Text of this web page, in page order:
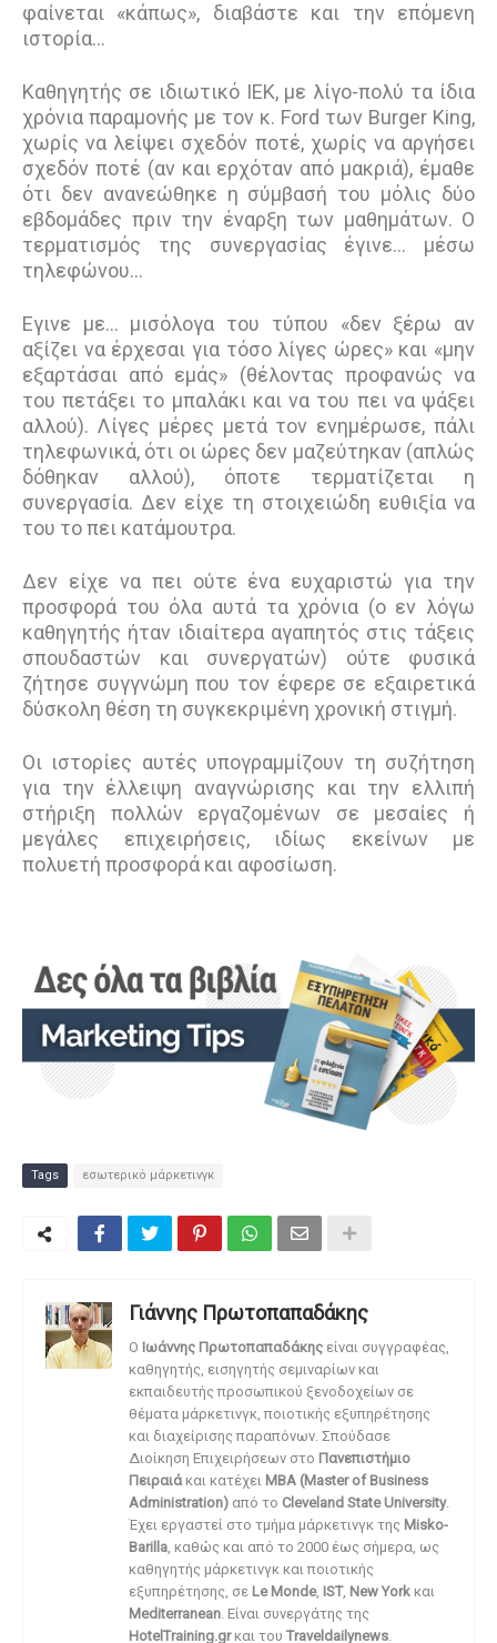
φαίνεται «κάπως», διαβάστε και την επόμενη
ιστορία…
Καθηγητής σε ιδιωτικό ΙΕΚ, με λίγο-πολύ τα ίδια
χρόνια παραμονής με τον κ. Ford των Burger King,
χωρίς να λείψει σχεδόν ποτέ, χωρίς να αργήσει
σχεδόν ποτέ (αν και ερχόταν από μακριά), έμαθε
ότι δεν ανανεώθηκε η σύμβασή του μόλις δύο
εβδομάδες πριν την έναρξη των μαθημάτων. Ο
τερματισμός της συνεργασίας έγινε… μέσω
τηλεφώνου…
Εγινε με… μισόλογα του τύπου «δεν ξέρω αν
αξίζει να έρχεσαι για τόσο λίγες ώρες» και «μην
εξαρτάσαι από εμάς» (θέλοντας προφανώς να
του πετάξει το μπαλάκι και να του πει να ψάξει
αλλού). Λίγες μέρες μετά τον ενημέρωσε, πάλι
τηλεφωνικά, ότι οι ώρες δεν μαζεύτηκαν (απλώς
δόθηκαν αλλού), όποτε τερματίζεται η
συνεργασία. Δεν είχε τη στοιχειώδη ευθιξία να
του το πει κατάμουτρα.
Δεν είχε να πει ούτε ένα ευχαριστώ για την
προσφορά του όλα αυτά τα χρόνια (o εν λόγω
καθηγητής ήταν ιδιαίτερα αγαπητός στις τάξεις
σπουδαστών και συνεργατών) ούτε φυσικά
ζήτησε συγγνώμη που τον έφερε σε εξαιρετικά
δύσκολη θέση τη συγκεκριμένη χρονική στιγμή.
Οι ιστορίες αυτές υπογραμμίζουν τη συζήτηση
για την έλλειψη αναγνώρισης και την ελλιπή
στήριξη πολλών εργαζομένων σε μεσαίες ή
μεγάλες επιχειρήσεις, ιδίως εκείνων με
πολυετή προσφορά και αφοσίωση.
Tags εσωτερικό μάρκετινγκ
Γιάννης Πρωτοπαπαδάκης
O Ιωάννης Πρωτοπαπαδάκης είναι συγγραφέας,
καθηγητής, εισηγητής σεμιναρίων και
εκπαιδευτής προσωπικού ξενοδοχείων σε
θέματα μάρκετινγκ, ποιοτικής εξυπηρέτησης
και διαχείρισης παραπόνων. Σπούδασε
Διοίκηση Επιχειρήσεων στο Πανεπιστήμιο
Πειραιάκαι κατέχει MBA (Master of Business
Administration) από το Cleveland State University.
Έχει εργαστεί στο τμήμα μάρκετινγκ της Misko-
Barilla, καθώς και από το 2000 έως σήμερα, ως
καθηγητής μάρκετινγκ και ποιοτικής
εξυπηρέτησης, σε Le Monde, IST, New York και
Mediterranean. Είναι συνεργάτης της
HotelTraining.grκαι του Traveldailynews.